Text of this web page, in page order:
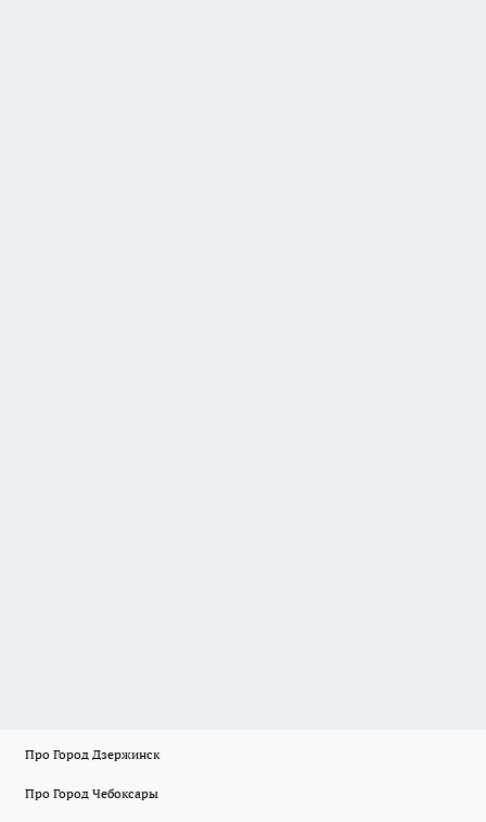
Про Город Дзержинск
Про Город Чебоксары